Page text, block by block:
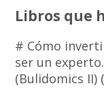
Libros que
# Cómo
ser un
(Bulidomics II)